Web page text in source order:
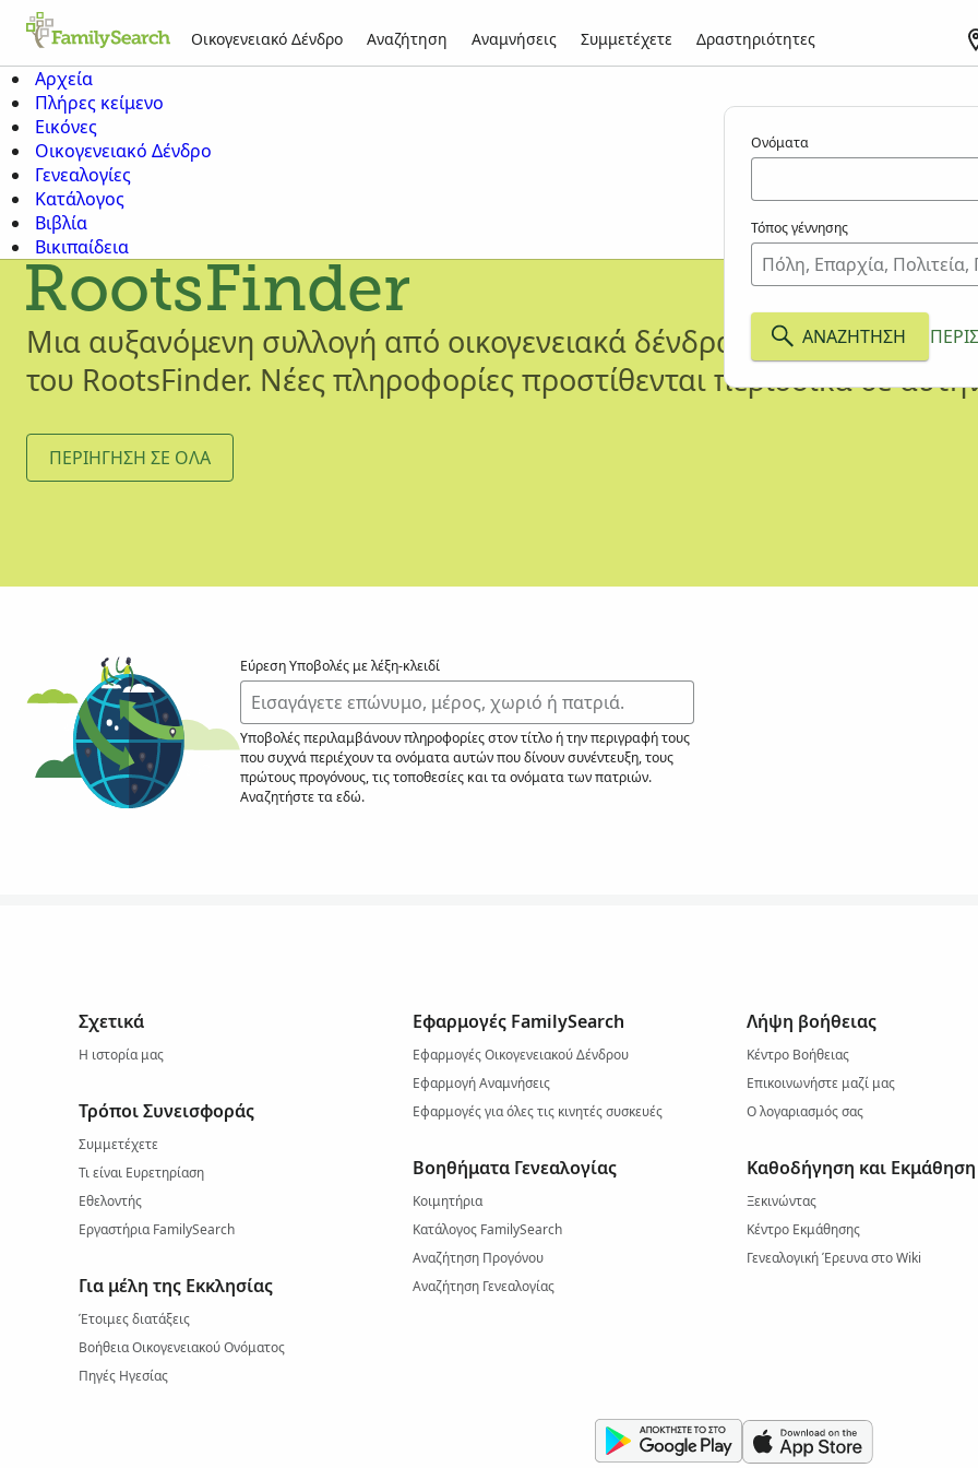
Οικογενειακό Δένδρο Αναζήτηση Αναμνήσεις Συμμετέχετε Δραστηριότητες
Αρχεία
Πλήρες κείμενο
Εικόνες
Οικογενειακό Δένδρο
Γενεαλογίες
Κατάλογος
Βιβλία
Βικιπαίδεια
RootsFinder
Μια αυξανόμενη συλλογή από οικογενειακά δένδρα που
του RootsFinder. Νέες πληροφορίες προστίθενται περιοδικά σε
ΠΕΡΙΉΓΗΣΗ ΣΕ ΌΛΑ
Ονόματα
Τόπος γέννησης
ΑΝΑΖΉΤΗΣΗ
Εύρεση Υποβολές με λέξη-κλειδί
Υποβολές περιλαμβάνουν πληροφορίες στον τίτλο ή την περιγραφή τους
που συχνά περιέχουν τα ονόματα αυτών που δίνουν συνέντευξη, τους
πρώτους προγόνους, τις τοποθεσίες και τα ονόματα των πατριών.
Αναζητήστε τα εδώ.
Σχετικά
Η ιστορία μας
Τρόποι Συνεισφοράς
Συμμετέχετε
Τι είναι Ευρετηρίαση
Εθελοντής
Εργαστήρια FamilySearch
Για μέλη της Εκκλησίας
Έτοιμες διατάξεις
Βοήθεια Οικογενειακού Ονόματος
Πηγές Ηγεσίας
Εφαρμογές FamilySearch
Εφαρμογές Οικογενειακού Δένδρου
Εφαρμογή Αναμνήσεις
Εφαρμογές για όλες τις κινητές συσκευές
Βοηθήματα Γενεαλογίας
Κοιμητήρια
Κατάλογος FamilySearch
Αναζήτηση Προγόνου
Αναζήτηση Γενεαλογίας
Λήψη βοήθειας
Κέντρο Βοήθειας
Επικοινωνήστε μαζί μας
Ο λογαριασμός σας
Καθοδήγηση και Εκμάθηση
Ξεκινώντας
Κέντρο Εκμάθησης
Γενεαλογική Έρευνα στο Wiki